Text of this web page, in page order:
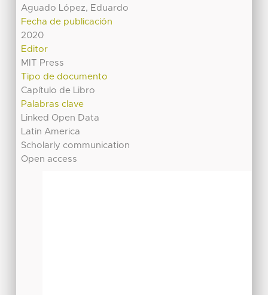
Aguado López, Eduardo
Fecha de publicación
2020
Editor
MIT Press
Tipo de documento
Capítulo de Libro
Palabras clave
Linked Open Data
Latin America
Scholarly communication
Open access